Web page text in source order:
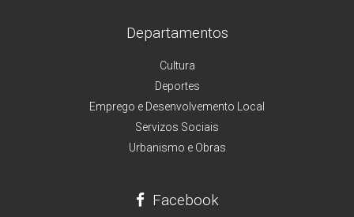
Departamentos
Cultura
Deportes
Emprego e Desenvolvemento Local
Servizos Sociais
Urbanismo e Obras
Facebook